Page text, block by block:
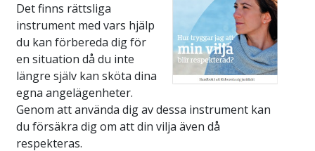
Det finns rättsliga
instrument med vars hjälp
du kan förbereda dig för
en situation då du inte
längre själv kan sköta dina
egna angelägenheter.
Genom att använda dig av dessa instrument kan
du försäkra dig om att din vilja även då
respekteras.